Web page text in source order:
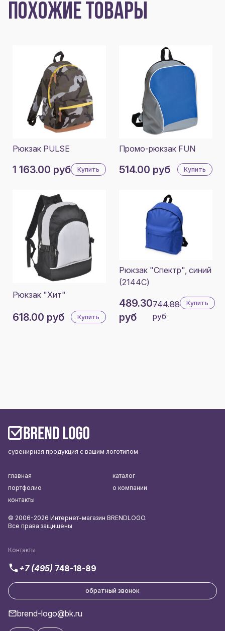
ПОХОЖИЕ ТОВАРЫ
Рюкзак PULSE
1 163.00 руб Купить
Промо-рюкзак FUN
514.00 руб Купить
Рюкзак "Хит"
618.00 руб Купить
Рюкзак "Спектр", синий
(2144C)
489.30
руб
744.88
руб
Купить
сувенирная продукция с вашим логотипом
Контакты
+7 (495) 748-18-89
обратный звонок
brend-logo@bk.ru
главная
каталог
портфолио
о компании
контакты
© 2006-2026 Интернет-магазин BRENDLOGO.
Все права защищены